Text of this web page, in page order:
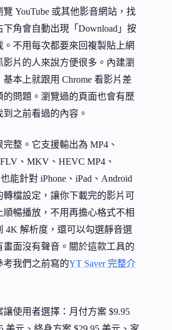
YouTube 或其他影音網站，找
角會自動出現「Download」按
不用每次都要來回複製貼上網
片的人來說方便很多。內建瀏
本上就跟用 Chrome 看影片差
問題。瀏覽過的頁面也會有歷
之前看過的內容。
整。它支援輸出為 MP4、
、MKV、HEVC MP4、
能針對 iPhone、iPad、Android
檔設定，讓你下載完的影片可
暢播放，不用再擔心格式不相
4K 解析度，還可以勾選靜音選
面沒有聲音。關於這款工具的
考我們之前寫的YT Saver 完整介
使用者選擇：月付方案 $9.95